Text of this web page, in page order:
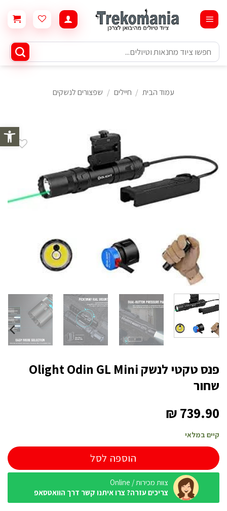
פתח
content
חיפוש
עבור:
עמוד הבית / חיילים / שפצורים לנשקים
פנס טקטי לנשק Olight Odin GL Mini
שחור
₪739.90
קיים במלאי
הוספה לסל
צוות מכירות / Online
צריכים עזרה? צרו איתנו קשר דרך הוואטסאפ